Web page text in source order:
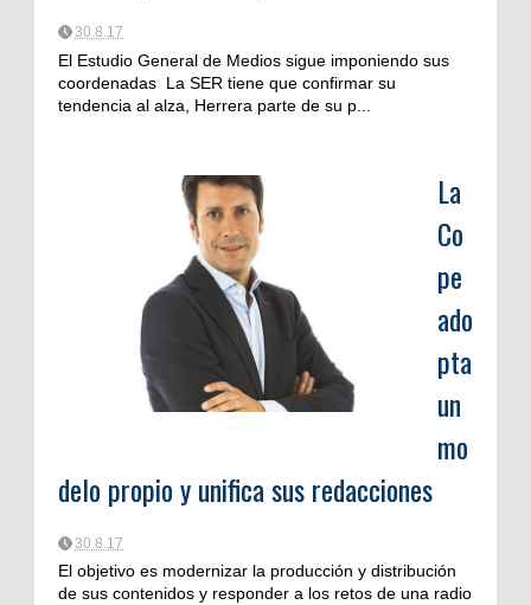
30.8.17
El Estudio General de Medios sigue imponiendo sus
coordenadas La SER tiene que confirmar su
tendencia al alza, Herrera parte de su p...
La
Co
pe
ado
pta
un
mo
delo propio y unifica sus redacciones
30.8.17
El objetivo es modernizar la producción y distribución
de sus contenidos y responder a los retos de una radio